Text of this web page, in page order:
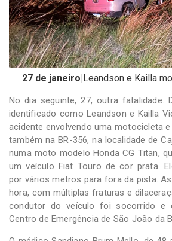
27 de janeiro| Leandson e Kailla
No dia seguinte, 27, outra fatalidade.
identificado como Leandson e Kailla
acidente envolvendo uma motocicleta
também na BR-356, na localidade de
numa moto modelo Honda CG Titan,
um veículo Fiat Touro de cor prata.
por vários metros para fora da pista.
hora, com múltiplas fraturas e
condutor do veículo foi socorrido e
Centro de Emergência de São João da